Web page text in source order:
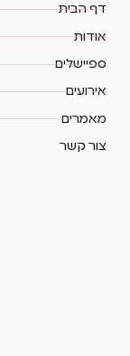
דף הבית
אודות
ספיישלים
אירועים
מאמרים
צור קשר